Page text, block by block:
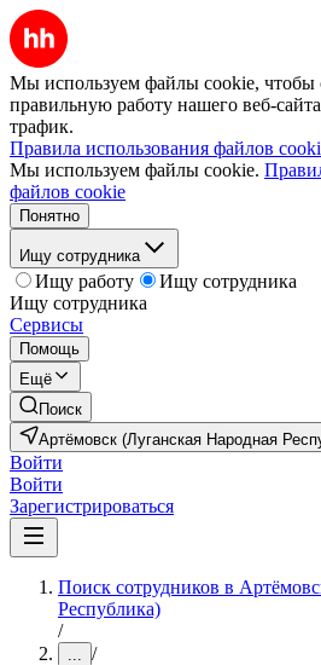
Мы используем файлы cookie, чтобы
правильную работу нашего веб-
трафик.
Правила использования файлов
Мы используем файлы cookie.
файлов cookie
Понятно
Ищу сотрудника
Ищу работу
Ищу сотрудника
Ищу сотрудника
Сервисы
Помощь
Ещё
Поиск
Артёмовск (Луганская Народная
Войти
Войти
Зарегистрироваться
Поиск сотрудников в
Республика)
/
... /